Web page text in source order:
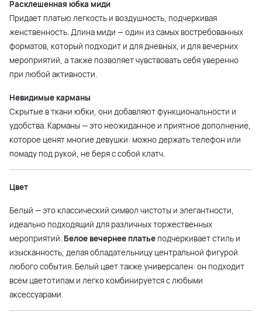
Расклешенная юбка миди
Придает платью легкость и воздушность, подчеркивая
женственность. Длина миди — один из самых востребованных
форматов, который подходит и для дневных, и для вечерних
мероприятий, а также позволяет чувствовать себя уверенно
при любой активности.
Невидимые карманы
Скрытые в ткани юбки, они добавляют функциональности и
удобства. Карманы — это неожиданное и приятное дополнение,
которое ценят многие девушки: можно держать телефон или
помаду под рукой, не беря с собой клатч.
Цвет
Белый — это классический символ чистоты и элегантности,
идеально подходящий для различных торжественных
мероприятий. Белое вечернее платье подчеркивает стиль и
изысканность, делая обладательницу центральной фигурой
любого события. Белый цвет также универсален: он подходит
всем цветотипам и легко комбинируется с любыми
аксессуарами.